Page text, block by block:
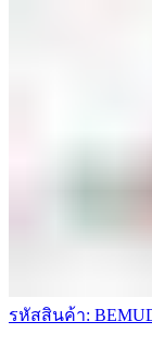
รหัสสินค้า: